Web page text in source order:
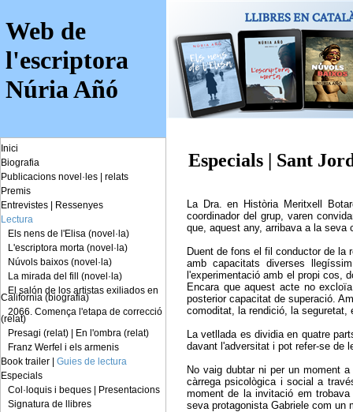
La Dra. en Història Meritxell
coordinador del grup, varen
que, aquest any, arribava a la seva
Duent de fons el fil conductor de la
amb capacitats diverses
l'experimentació amb el propi cos,
Encara que aquest acte no
posterior capacitat de superació.
comoditat, la rendició, la
La vetllada es dividia en quatre
davant l'adversitat i pot refer-se de
No vaig dubtar ni per un moment
càrrega psicològica i social a
moment de la invitació em
seva protagonista Gabriele com un
Web de
l'escriptora
Núria Añó
Especials | Sant
Inici
Biografia
Publicacions novel·les
relats
Premis
Entrevistes
Ressenyes
Lectura
Els nens de l'Elisa (novel·la)
L'escriptora morta (novel·la)
Núvols baixos (novel·la)
La mirada del fill (novel·la)
El salón de los artistas exiliados en
California (biografia)
2066. Comença l'etapa de correcció
(relat)
Presagi (relat)
En l'ombra (relat)
Franz Werfel i els armenis
Book trailer
Guies de lectura
Especials
Col·loquis i beques
Presentacions
Signatura de llibres